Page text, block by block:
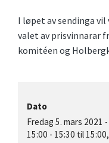
I løpet av sendinga
valet av prisvinnarar
komitéen og
Dato
Fredag 5. mars 2021 -
15:00 - 15:30 til 15:00,